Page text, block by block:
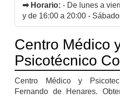
➡ Horario: - De lunes a
y de 16:00 a 20:00 -
Centro Médico
Psicotécnico
Centro Médico y
Fernando de Henares.